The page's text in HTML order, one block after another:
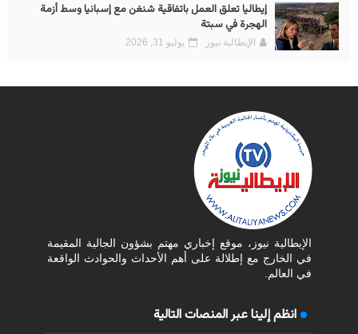
إيطاليا تعلق العمل باتفاقية شنغن مع إسبانيا وسط أزمة
الهجرة في سبتة
الإيطالية نيوز يوليو 31, 2026
الإيطالية نيوز، موقع إخباري مهتم بشؤون الجالية المقيمة
في الخارج مع إطلالة على أهم الأحداث والحوادث الواقعة
في العالم.
انظم إلينا عبر المنصات التالية